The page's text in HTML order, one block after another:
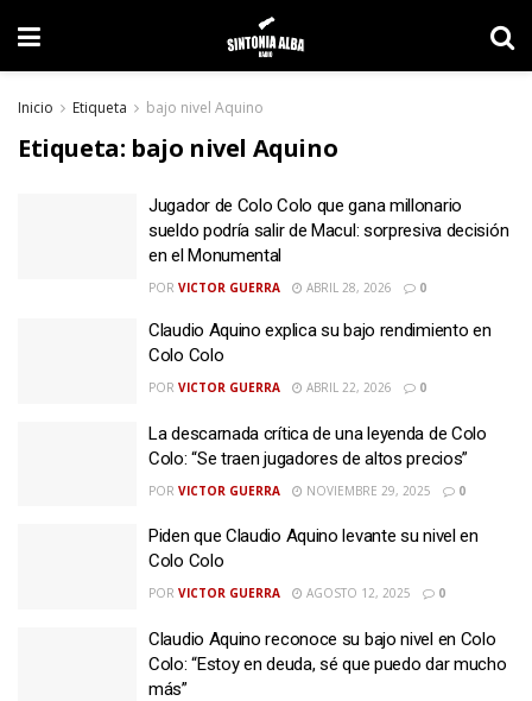
Inicio Etiqueta bajo nivel Aquino
Etiqueta: bajo nivel Aquino
Jugador de Colo Colo que gana millonario
sueldo podría salir de Macul: sorpresiva decisión
en el Monumental
POR VICTOR GUERRA ABRIL 28, 2026 0
Claudio Aquino explica su bajo rendimiento en
Colo Colo
POR VICTOR GUERRA ABRIL 22, 2026 0
La descarnada crítica de una leyenda de Colo
Colo: “Se traen jugadores de altos precios”
POR VICTOR GUERRA NOVIEMBRE 29, 2025 0
Piden que Claudio Aquino levante su nivel en
Colo Colo
POR VICTOR GUERRA AGOSTO 12, 2025 0
Claudio Aquino reconoce su bajo nivel en Colo
Colo: “Estoy en deuda, sé que puedo dar mucho
más”